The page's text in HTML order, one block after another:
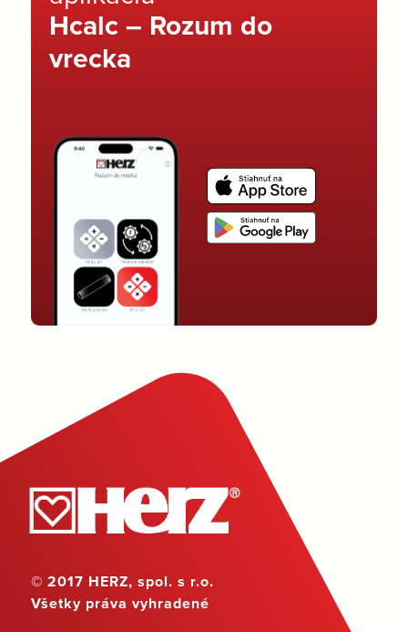
Hcalc – Rozum do
vrecka
© 2017 HERZ, spol. s r.o.
Všetky práva vyhradené